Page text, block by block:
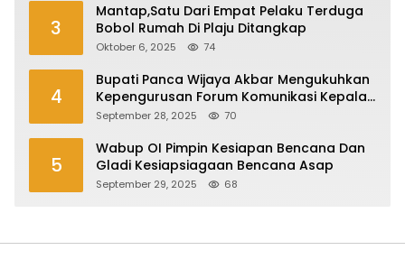
3
Mantap,Satu Dari Empat Pelaku Terduga
Bobol Rumah Di Plaju Ditangkap
Oktober 6, 2025 74
4
Bupati Panca Wijaya Akbar Mengukuhkan
Kepengurusan Forum Komunikasi Kepala
Desa Kabupaten Ogan Ilir Periode 2025-
September 28, 2025 70
5
Wabup OI Pimpin Kesiapan Bencana Dan
Gladi Kesiapsiagaan Bencana Asap
September 29, 2025 68